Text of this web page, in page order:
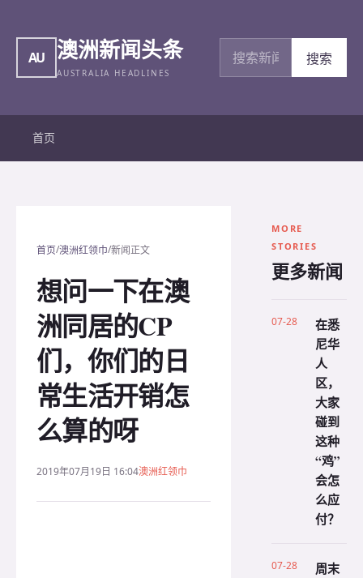
AU 澳洲新闻头条
AUSTRALIA HEADLINES
搜索新闻
搜索
首页
首页/澳洲红领巾/新闻正文
想问一下在澳
洲同居的CP
们，你们的日
常生活开销怎
么算的呀
2019年07月19日 16:04澳洲红领巾
MORE
STORIES
更多新闻
07-28
在悉
尼华
人
区，
大家
碰到
这种
“鸡”
会怎
么应
付？
07-28
周末